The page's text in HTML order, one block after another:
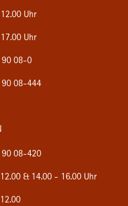
Uhr
Uhr
90 08-0
90 08-444
90 08-420
& 14.00 - 16.00 Uhr